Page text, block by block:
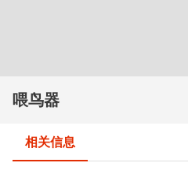
喂鸟器
相关信息